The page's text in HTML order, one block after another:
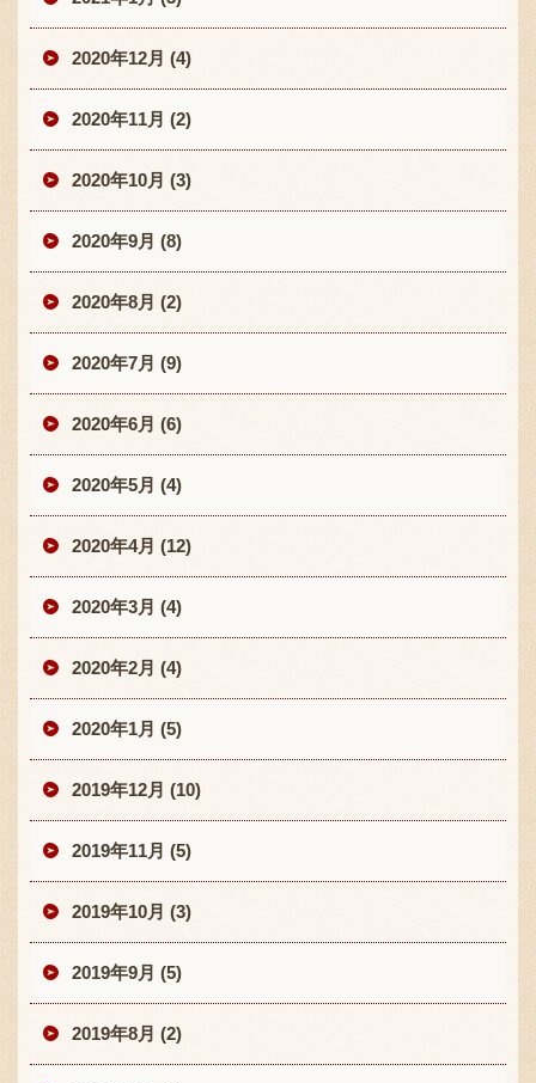
2020年12月 (4)
2020年11月 (2)
2020年10月 (3)
2020年9月 (8)
2020年8月 (2)
2020年7月 (9)
2020年6月 (6)
2020年5月 (4)
2020年4月 (12)
2020年3月 (4)
2020年2月 (4)
2020年1月 (5)
2019年12月 (10)
2019年11月 (5)
2019年10月 (3)
2019年9月 (5)
2019年8月 (2)